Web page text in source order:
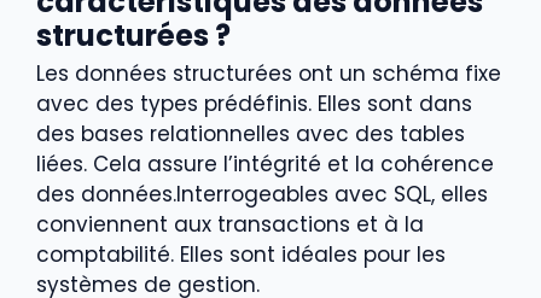
structurées ?
Les données structurées ont un schéma fixe
avec des types prédéfinis. Elles sont dans
des bases relationnelles avec des tables
liées. Cela assure l’intégrité et la cohérence
des données.Interrogeables avec SQL, elles
conviennent aux transactions et à la
comptabilité. Elles sont idéales pour les
systèmes de gestion.